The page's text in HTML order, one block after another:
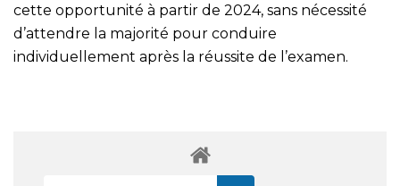
cette opportunité à partir de 2024, sans nécessité
d’attendre la majorité pour conduire
individuellement après la réussite de l’examen.